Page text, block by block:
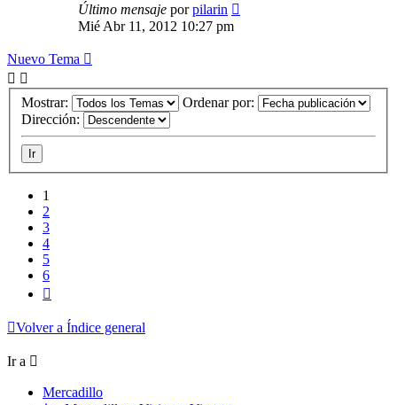
Último mensaje porpilarin
Mié Abr 11, 2012 10:27 pm
Nuevo Tema
Mostrar:
Ordenar por:
Dirección:
1
2
3
4
5
6
Volver a Índice general
Ir a
Mercadillo